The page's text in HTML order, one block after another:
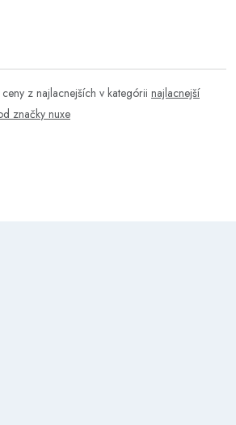
z najlacnejších v kategórii najlacnejší
značky nuxe